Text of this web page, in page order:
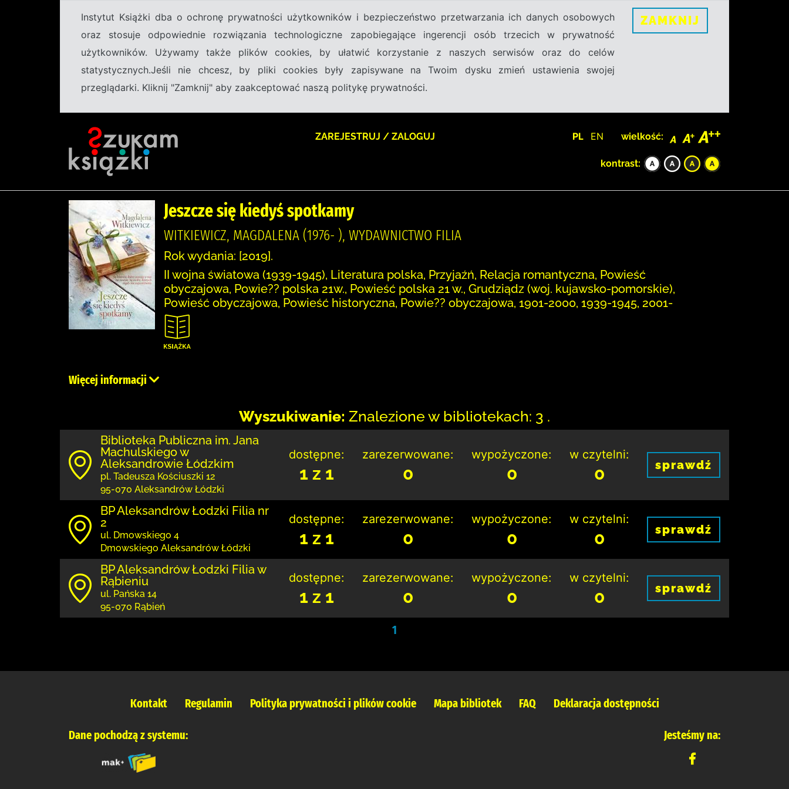
Instytut Książki dba o ochronę prywatności użytkowników i bezpieczeństwo przetwarzania ich danych osobowych
oraz stosuje odpowiednie rozwiązania technologiczne zapobiegające ingerencji osób trzecich w prywatność
użytkowników. Używamy także plików cookies, by ułatwić korzystanie z naszych serwisów oraz do celów
statystycznych.Jeśli nie chcesz, by pliki cookies były zapisywane na Twoim dysku zmień ustawienia swojej
przeglądarki. Kliknij "Zamknij" aby zaakceptować naszą politykę prywatności.
ZAMKNIJ
ZAREJESTRUJ / ZALOGUJ PL EN wielkość:
kontrast:
Jeszcze się kiedyś spotkamy
WITKIEWICZ, MAGDALENA (1976- ), WYDAWNICTWO FILIA
Rok wydania: [2019].
II wojna światowa (1939-1945), Literatura polska, Przyjaźń, Relacja romantyczna, Powieść
obyczajowa, Powie?? polska 21w., Powieść polska 21 w., Grudziądz (woj. kujawsko-pomorskie),
Powieść obyczajowa, Powieść historyczna, Powie?? obyczajowa, 1901-2000, 1939-1945, 2001-
Więcej informacji
Wyszukiwanie: Znalezione w bibliotekach: 3 .
Biblioteka Publiczna im. Jana
Machulskiego w
Aleksandrowie Łódzkim
pl. Tadeusza Kościuszki 12
95-070 Aleksandrów Łódzki
dostępne:
1 z 1
zarezerwowane:
0
wypożyczone:
0
w czytelni:
0 sprawdź
BP Aleksandrów Łodzki Filia nr
2
ul. Dmowskiego 4
Dmowskiego Aleksandrów Łódzki
dostępne:
1 z 1
zarezerwowane:
0
wypożyczone:
0
w czytelni:
0 sprawdź
BP Aleksandrów Łodzki Filia w
Rąbieniu
ul. Pańska 14
95-070 Rąbień
dostępne:
1 z 1
zarezerwowane:
0
wypożyczone:
0
w czytelni:
0 sprawdź
1
Kontakt Regulamin Polityka prywatności i plików cookie Mapa bibliotek FAQ Deklaracja dostępności
Dane pochodzą z systemu: Jesteśmy na: